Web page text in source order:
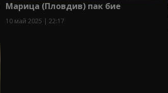
Марица (Пловдив) пак бие
10 май 2025 | 22:17